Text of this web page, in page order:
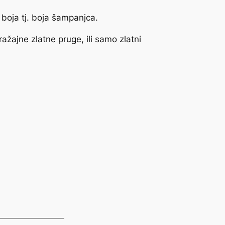
tj. boja šampanjca.
zlatne pruge, ili samo zlatni